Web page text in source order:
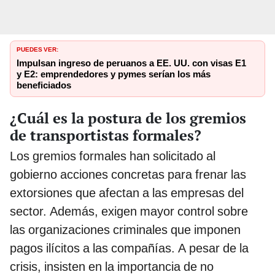
PUEDES VER:
Impulsan ingreso de peruanos a EE. UU. con visas E1
y E2: emprendedores y pymes serían los más
beneficiados
¿Cuál es la postura de los gremios
de transportistas formales?
Los gremios formales han solicitado al
gobierno acciones concretas para frenar las
extorsiones que afectan a las empresas del
sector. Además, exigen mayor control sobre
las organizaciones criminales que imponen
pagos ilícitos a las compañías. A pesar de la
crisis, insisten en la importancia de no